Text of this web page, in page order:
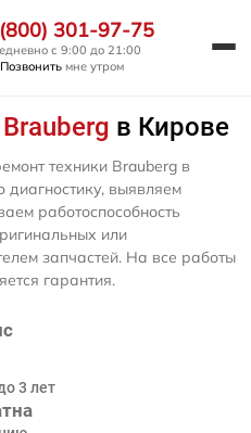
301-97-75
с 9:00 до 21:00
Позвонить мне утром
Brauberg в Кирове
техники Brauberg в
выявляем
работоспособность
или
запчастей. На все работы
гарантия.
3 лет